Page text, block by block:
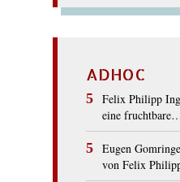
ADHOC
Felix Philipp
eine
Eugen
von Felix